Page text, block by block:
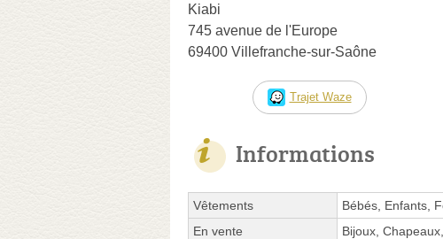
Kiabi
745 avenue de l'Europe
69400 Villefranche-sur-Saône
Trajet Waze
Informations
Vêtements
Bébés, Enfants,
En vente
Bijoux,